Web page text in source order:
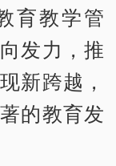
育教学管
发力，推
新跨越，
的教育发